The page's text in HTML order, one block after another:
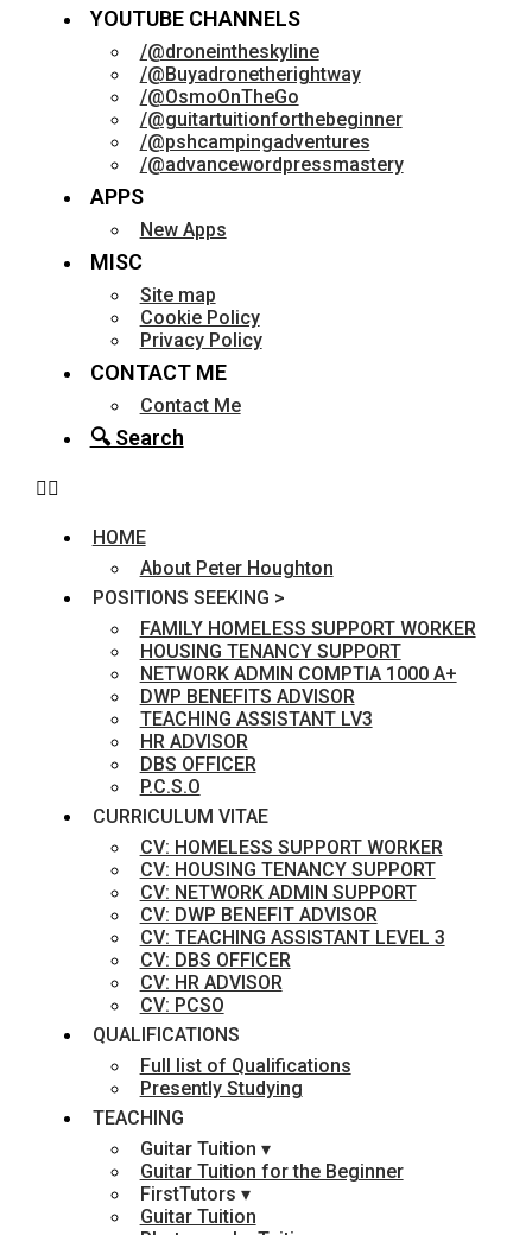
YOUTUBE CHANNELS
/@droneintheskyline
/@Buyadronetherightway
/@OsmoOnTheGo
/@guitartuitionforthebeginner
/@pshcampingadventures
/@advancewordpressmastery
APPS
New Apps
MISC
Site map
Cookie Policy
Privacy Policy
CONTACT ME
Contact Me
🔍 Search
HOME
About Peter Houghton
POSITIONS SEEKING >
FAMILY HOMELESS SUPPORT WORKER
HOUSING TENANCY SUPPORT
NETWORK ADMIN COMPTIA 1000 A+
DWP BENEFITS ADVISOR
TEACHING ASSISTANT LV3
HR ADVISOR
DBS OFFICER
P.C.S.O
CURRICULUM VITAE
CV: HOMELESS SUPPORT WORKER
CV: HOUSING TENANCY SUPPORT
CV: NETWORK ADMIN SUPPORT
CV: DWP BENEFIT ADVISOR
CV: TEACHING ASSISTANT LEVEL 3
CV: DBS OFFICER
CV: HR ADVISOR
CV: PCSO
QUALIFICATIONS
Full list of Qualifications
Presently Studying
TEACHING
Guitar Tuition ▾
Guitar Tuition for the Beginner
FirstTutors ▾
Guitar Tuition